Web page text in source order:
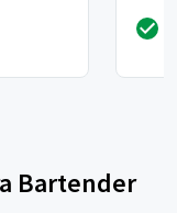
Bartender